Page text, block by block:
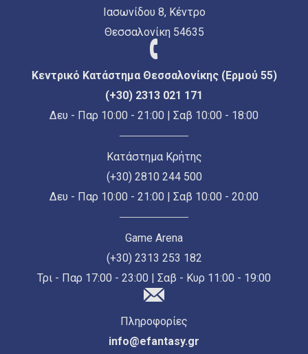
Ιασωνίδου 8, Κέντρο
Θεσσαλονίκη 54635
Κεντρικό Κατάστημα Θεσσαλονίκης (Ερμού 55)
(+30) 2313 021 171
Δευ - Παρ 10:00 - 21:00 | Σαβ 10:00 - 18:00
Κατάστημα Κρήτης
(+30) 2810 244 500
Δευ - Παρ 10:00 - 21:00 | Σαβ 10:00 - 20:00
Game Arena
(+30) 2313 253 182
Τρι - Παρ 17:00 - 23:00 | Σαβ - Κυρ 11:00 - 19:00
Πληροφορίες
info@efantasy.gr